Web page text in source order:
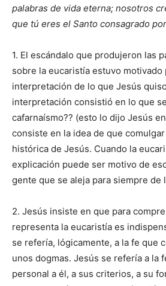
palabras de vida eterna; nosotros
que tú eres el Santo consagrado
1. El escándalo que produjeron las
sobre la eucaristía estuvo motivado
interpretación de lo que Jesús
interpretación consistió en lo que
cafarnaísmo?? (esto lo dijo Jesús
consiste en la idea de que
histórica de Jesús. Cuando la
explicación puede ser motivo de
gente que se aleja para siempre de
2. Jesús insiste en que para
representa la eucaristía es
se refería, lógicamente, a la fe que
unos dogmas. Jesús se refería a la
personal a él, a sus criterios, a su